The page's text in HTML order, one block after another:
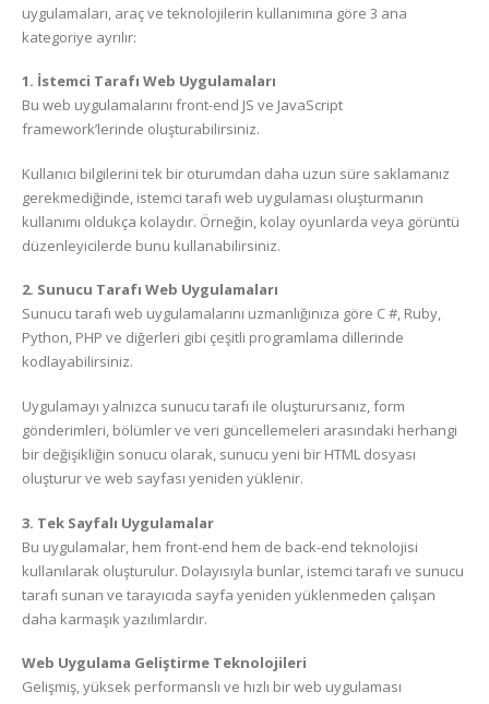
uygulamaları, araç ve teknolojilerin kullanımına göre 3 ana
kategoriye ayrılır:
1. İstemci Tarafı Web Uygulamaları
Bu web uygulamalarını front-end JS ve JavaScript
framework’lerinde oluşturabilirsiniz.
Kullanıcı bilgilerini tek bir oturumdan daha uzun süre saklamanız
gerekmediğinde, istemci tarafı web uygulaması oluşturmanın
kullanımı oldukça kolaydır. Örneğin, kolay oyunlarda veya görüntü
düzenleyicilerde bunu kullanabilirsiniz.
2. Sunucu Tarafı Web Uygulamaları
Sunucu tarafı web uygulamalarını uzmanlığınıza göre C #, Ruby,
Python, PHP ve diğerleri gibi çeşitli programlama dillerinde
kodlayabilirsiniz.
Uygulamayı yalnızca sunucu tarafı ile oluşturursanız, form
gönderimleri, bölümler ve veri güncellemeleri arasındaki herhangi
bir değişikliğin sonucu olarak, sunucu yeni bir HTML dosyası
oluşturur ve web sayfası yeniden yüklenir.
3. Tek Sayfalı Uygulamalar
Bu uygulamalar, hem front-end hem de back-end teknolojisi
kullanılarak oluşturulur. Dolayısıyla bunlar, istemci tarafı ve sunucu
tarafı sunan ve tarayıcıda sayfa yeniden yüklenmeden çalışan
daha karmaşık yazılımlardır.
Web Uygulama Geliştirme Teknolojileri
Gelişmiş, yüksek performanslı ve hızlı bir web uygulaması